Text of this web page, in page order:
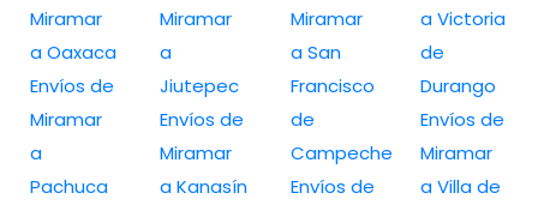
Miramar
a Oaxaca
Envíos de
Miramar
a
Pachuca
Miramar
a
Jiutepec
Envíos de
Miramar
a Kanasín
Miramar
a San
Francisco
de
Campeche
Envíos de
a Victoria
de
Durango
Envíos de
Miramar
a Villa de